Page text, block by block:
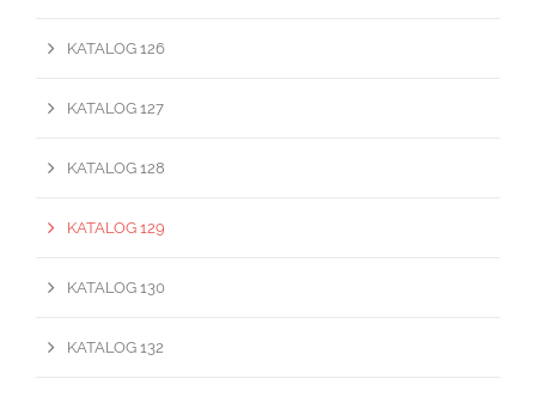
KATALOG 126
KATALOG 127
KATALOG 128
KATALOG 129
KATALOG 130
KATALOG 132